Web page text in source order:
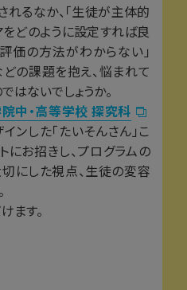
るなか、「生徒が主体的
どのように設定すれば良
価の方法がわからない」
どの課題を抱え、悩まれて
はないでしょうか。
中・高等学校 探究科
ンした「たいそんさん」こ
にお招きし、プログラムの
にした視点、生徒の変容
ます。